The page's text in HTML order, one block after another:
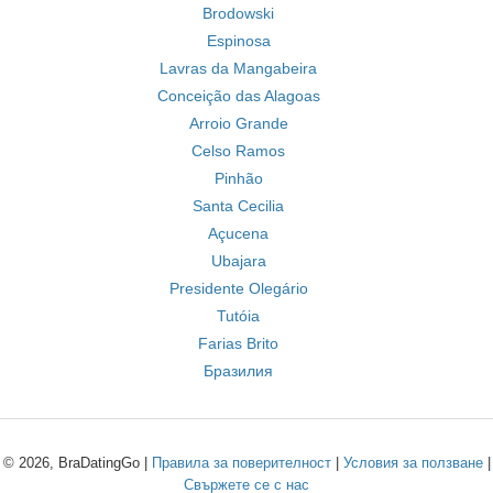
Brodowski
Espinosa
Lavras da Mangabeira
Conceição das Alagoas
Arroio Grande
Celso Ramos
Pinhão
Santa Cecilia
Açucena
Ubajara
Presidente Olegário
Tutóia
Farias Brito
Бразилия
© 2026, BraDatingGo | Правила за поверителност| Условия за ползване|
Свържете се с нас